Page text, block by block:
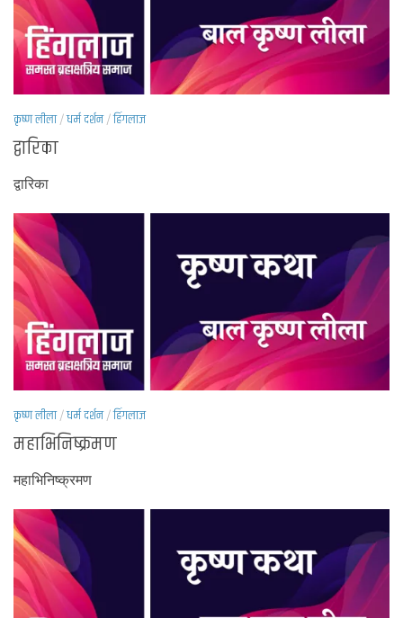
कृष्ण लीला/धर्म दर्शन/हिंगलाज
द्वारिका
द्वारिका
कृष्ण लीला/धर्म दर्शन/हिंगलाज
महाभिनिष्क्रमण
महाभिनिष्क्रमण